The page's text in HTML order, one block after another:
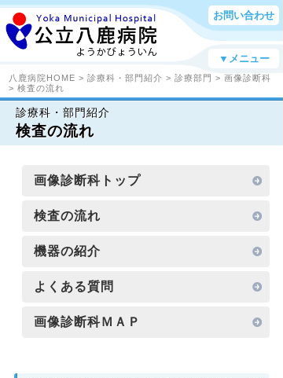
お問い合わせ
▼メニュー
八鹿病院HOME > 診療科・部門紹介 > 診療部門 > 画像診断科
> 検査の流れ
診療科・部門紹介
検査の流れ
画像診断科トップ
検査の流れ
機器の紹介
よくある質問
画像診断科ＭＡＰ